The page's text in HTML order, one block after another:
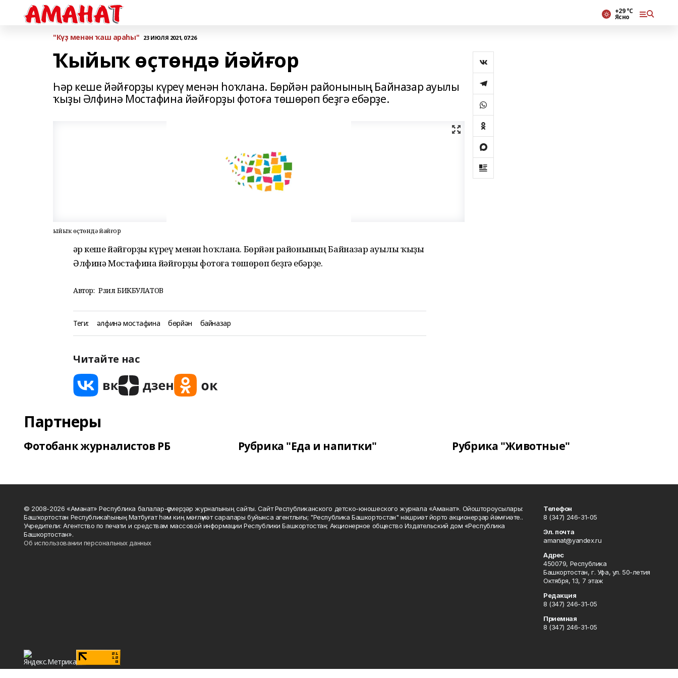
+29 °С
Ясно
"Күҙ менән ҡаш араһы" 23 ИЮЛЯ 2021, 07:26
Ҡыйыҡ өҫтөндә йәйғор
Һәр кеше йәйғорҙы күреү менән һоҡлана. Бөрйән районының Байназар ауылы
ҡыҙы Әлфинә Мостафина йәйғорҙы фотоға төшөрөп беҙгә ебәрҙе.
Ҡыйыҡ өҫтөндә йәйғор
Һәр кеше йәйғорҙы күреү менән һоҡлана. Бөрйән районының Байназар ауылы ҡыҙы
Әлфинә Мостафина йәйғорҙы фотоға төшөрөп беҙгә ебәрҙе.
Автор: Рәзил БИКБУЛАТОВ
Теги: әлфинә мостафина бөрйән байназар
Читайте нас
Партнеры
Фотобанк журналистов РБ Рубрика "Еда и напитки" Рубрика "Животные"
© 2008-2026 «Аманат» Республика балалар-үҫмерҙәр журналының сайты. Сайт Республиканского детско-юношеского журнала «Аманат». Ойоштороусылары:
Башҡортостан Республикаһының Матбуғат һәм киң мәғлүмәт саралары буйынса агентлығы; "Республика Башкортостан" нәшриәт йорто акционерҙар йәмғиәте..
Учредители: Агентство по печати и средствам массовой информации Республики Башкортостан; Акционерное общество Издательский дом «Республика
Башкортостан».
Об использовании персональных данных
Телефон
8 (347) 246-31-05
Эл. почта
amanat@yandex.ru
Адрес
450079, Республика
Башкортостан, г. Уфа, ул. 50-летия
Октября, 13, 7 этаж
Редакция
8 (347) 246-31-05
Приемная
8 (347) 246-31-05